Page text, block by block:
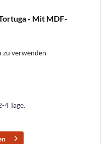
- Mit MDF-
zu verwenden
Tage.